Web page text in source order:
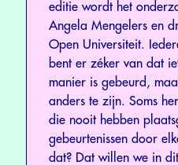
editie wordt het
Angela Mengelers en
Open Universiteit.
bent er zéker van dat
manier is gebeurd,
anders te zijn. Soms
die nooit hebben
gebeurtenissen door
dat? Dat willen we in